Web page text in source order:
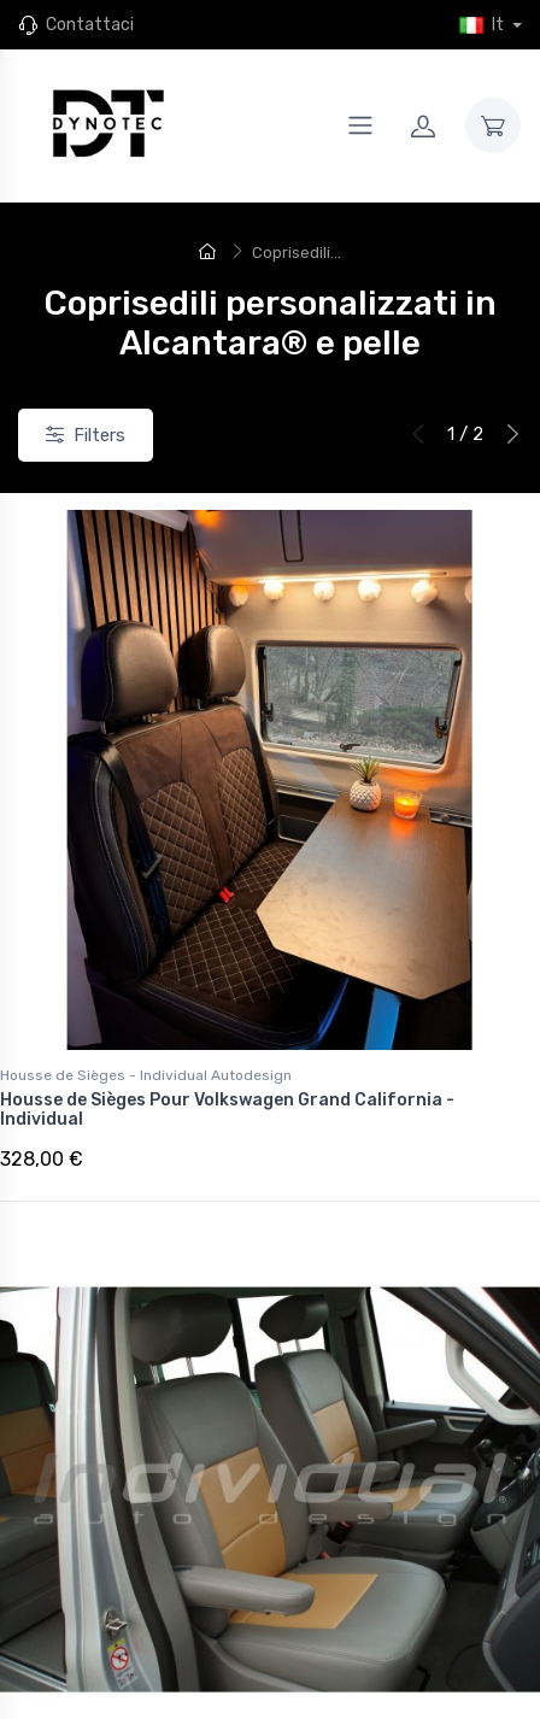
Contattaci It
Coprisedili...
Coprisedili personalizzati in
Alcantara® e pelle
Filters 1 / 2
Housse de Sièges - Individual Autodesign
Housse de Sièges Pour Volkswagen Grand California -
Individual
328,00 €